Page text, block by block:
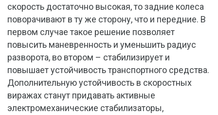
скорость достаточно высокая, то задние колеса
поворачивают в ту же сторону, что и передние. В
первом случае такое решение позволяет
повысить маневренность и уменьшить радиус
разворота, во втором – стабилизирует и
повышает устойчивость транспортного средства.
Дополнительную устойчивость в скоростных
виражах станут придавать активные
электромеханические стабилизаторы,